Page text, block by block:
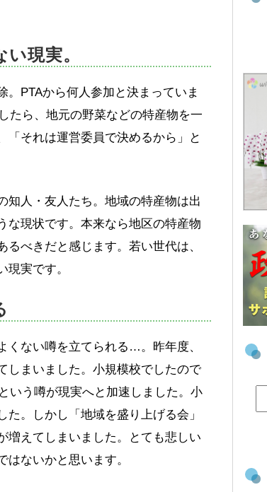
現実。
PTAから何人参加と決まっていま
たら、地元の野菜などの特産物を一
「それは運営委員で決めるから」と
知人・友人たち。地域の特産物は出
な現状です。本来なら地区の特産物
べきだと感じます。若い世代は、
実です。
くない噂を立てられる…。昨年度、
しまいました。小規模校でしたので
いう噂が現実へと加速しました。小
。しかし「地域を盛り上げる会」
増えてしまいました。とても悲しい
ないかと思います。